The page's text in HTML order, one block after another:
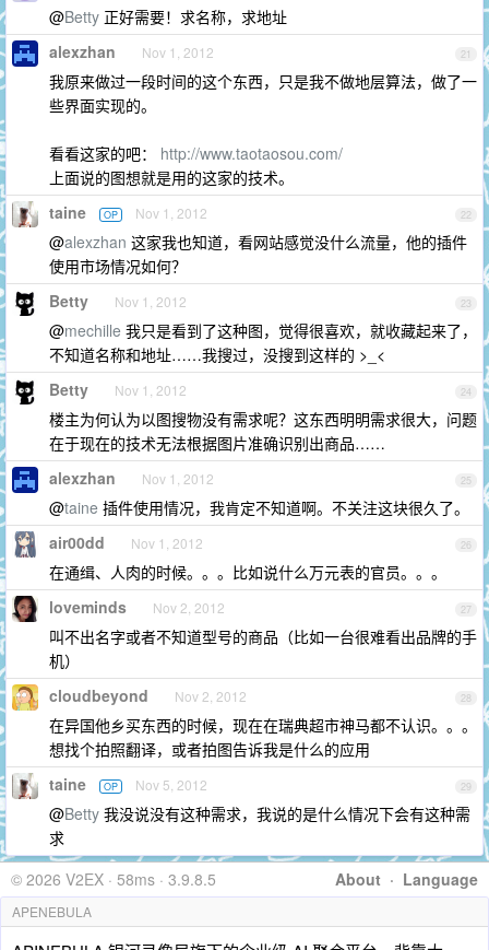
@Betty 正好需要！求名称，求地址
21
alexzhan Nov 1, 2012
我原来做过一段时间的这个东西，只是我不做地层算法，做了一
些界面实现的。
看看这家的吧： http://www.taotaosou.com/
上面说的图想就是用的这家的技术。
22
taine OP Nov 1, 2012
@alexzhan 这家我也知道，看网站感觉没什么流量，他的插件
使用市场情况如何？
23
Betty Nov 1, 2012
@mechille 我只是看到了这种图，觉得很喜欢，就收藏起来了，
不知道名称和地址……我搜过，没搜到这样的 >_<
24
Betty Nov 1, 2012
楼主为何认为以图搜物没有需求呢？这东西明明需求很大，问题
在于现在的技术无法根据图片准确识别出商品……
25
alexzhan Nov 1, 2012
@taine 插件使用情况，我肯定不知道啊。不关注这块很久了。
26
air00dd Nov 1, 2012
在通缉、人肉的时候。。。比如说什么万元表的官员。。。
27
loveminds Nov 2, 2012
叫不出名字或者不知道型号的商品（比如一台很难看出品牌的手
机）
28
cloudbeyond Nov 2, 2012
在异国他乡买东西的时候，现在在瑞典超市神马都不认识。。。
想找个拍照翻译，或者拍图告诉我是什么的应用
29
taine OP Nov 5, 2012
@Betty 我没说没有这种需求，我说的是什么情况下会有这种需
求
About · Language
© 2026 V2EX · 58ms · 3.9.8.5
APENEBULA